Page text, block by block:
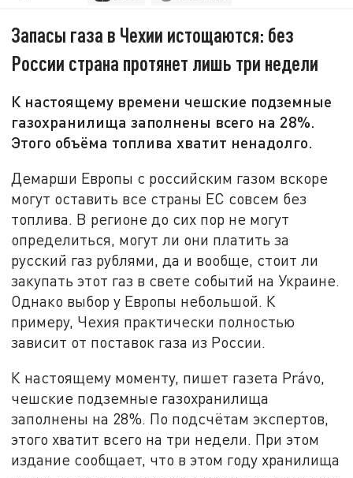
Запасы газа в Чехии истощаются: без
России страна протянет лишь три недели
К настоящему времени чешские подземные
газохранилища заполнены всего на 28%.
Этого объёма топлива хватит ненадолго.
Демарши Европы с российским газом вскоре
могут оставить все страны ЕС совсем без
топлива. В регионе до сих пор не могут
определиться, могут ли они платить за
русский газ рублями, да и вообще, стоит ли
закупать этот газ в свете событий на Украине.
Однако выбор у Европы небольшой. К
примеру, Чехия практически полностью
зависит от поставок газа из России.
К настоящему моменту, пишет газета Právo,
чешские подземные газохранилища
заполнены на 28%. По подсчётам экспертов,
этого хватит всего на три недели. При этом
издание сообщает, что в этом году хранилища